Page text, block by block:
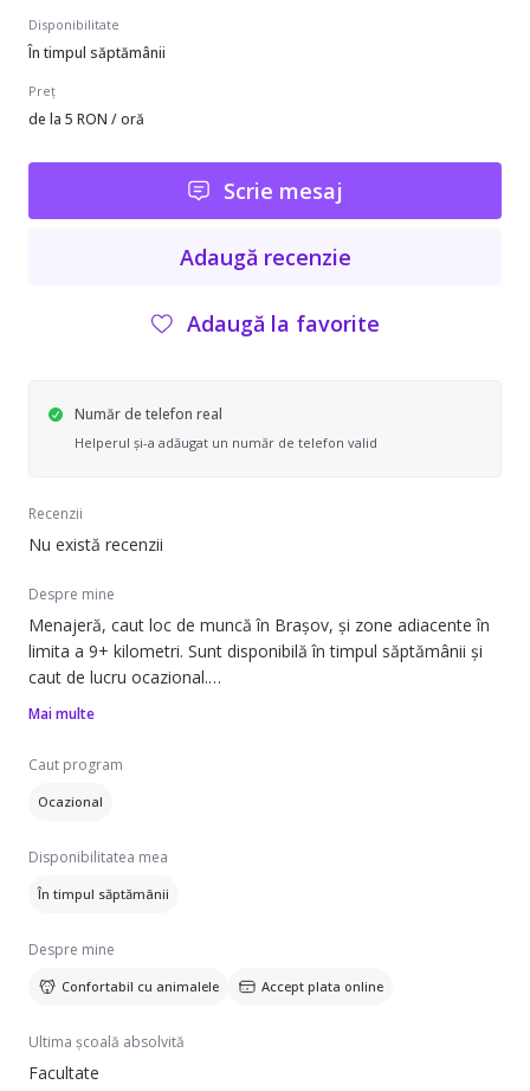
Disponibilitate
În timpul săptămânii
Preț
de la 5 RON / oră
Scrie mesaj
Adaugă recenzie
Adaugă la favorite
Număr de telefon real
Helperul și-a adăugat un număr de telefon valid
Recenzii
Nu există recenzii
Despre mine
Menajeră, caut loc de muncă în Brașov, și zone adiacente în
limita a 9+ kilometri. Sunt disponibilă în timpul săptămânii și
caut de lucru ocazional.
curățenie bucătărie. De asemenea, pot să ajut cu curățarea
aragazului/ cuptorului, spălat haine, prepararea mâncării și
îngrijirea plantelor. Lucrez atât în apartamente, cât și în
Vorbește limba engleză. Am experiență de 0 ani în acest
Mai multe
Caut program
Ocazional
Disponibilitatea mea
În timpul săptămânii
Despre mine
Confortabil cu animalele Accept plata online
Ultima școală absolvită
Facultate